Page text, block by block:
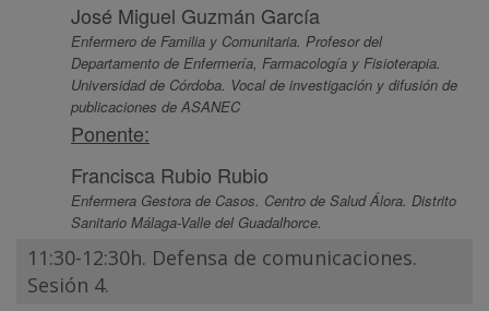
José Miguel Guzmán García
Enfermero de Familia y Comunitaria. Profesor del
Departamento de Enfermería, Farmacología y Fisioterapia.
Universidad de Córdoba. Vocal de investigación y difusión de
publicaciones de ASANEC
Ponente:
Francisca Rubio Rubio
Enfermera Gestora de Casos. Centro de Salud Álora. Distrito
Sanitario Málaga-Valle del Guadalhorce.
11:30-12:30h. Defensa de comunicaciones.
Sesión 4.